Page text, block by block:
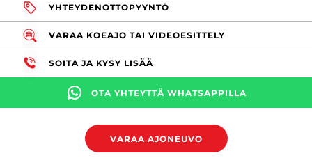
YHTEYDENOTTOPYYNTÖ
VARAA KOEAJO TAI VIDEOESITTELY
SOITA JA KYSY LISÄÄ
OTA YHTEYTTÄ WHATSAPPILLA
VARAA AJONEUVO